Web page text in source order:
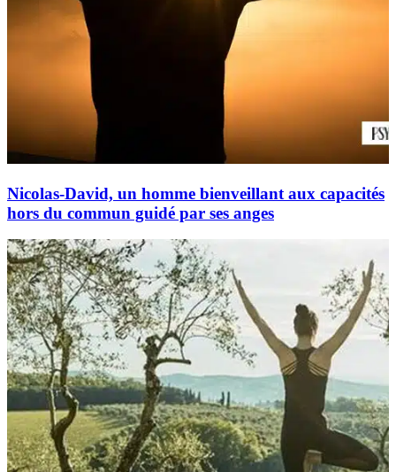
Nicolas-David, un homme bienveillant aux capacités
hors du commun guidé par ses anges